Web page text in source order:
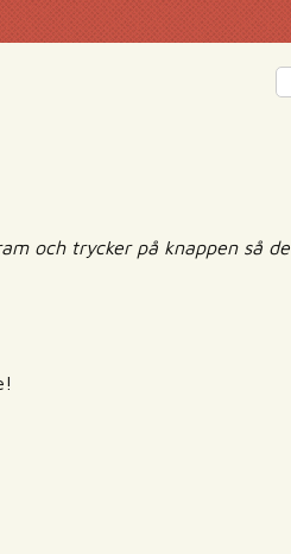
och trycker på knappen så de